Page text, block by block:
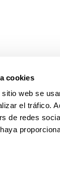
cookies
web se
el tráfico.
de redes
ocultar subpáginas